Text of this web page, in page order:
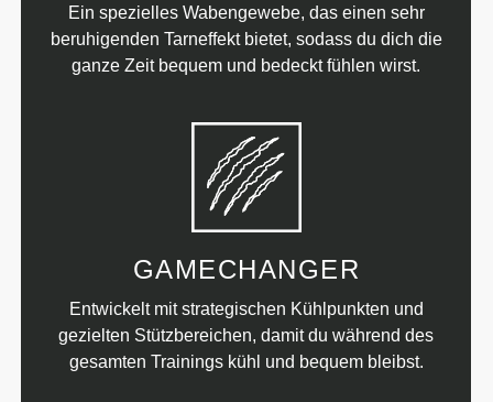
Ein spezielles Wabengewebe, das einen sehr
beruhigenden Tarneffekt bietet, sodass du dich die
ganze Zeit bequem und bedeckt fühlen wirst.
GAMECHANGER
Entwickelt mit strategischen Kühlpunkten und
gezielten Stützbereichen, damit du während des
gesamten Trainings kühl und bequem bleibst.